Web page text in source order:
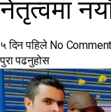
नेतृत्वमा
५ दिन पहिले No
पुरा पढनुहोस